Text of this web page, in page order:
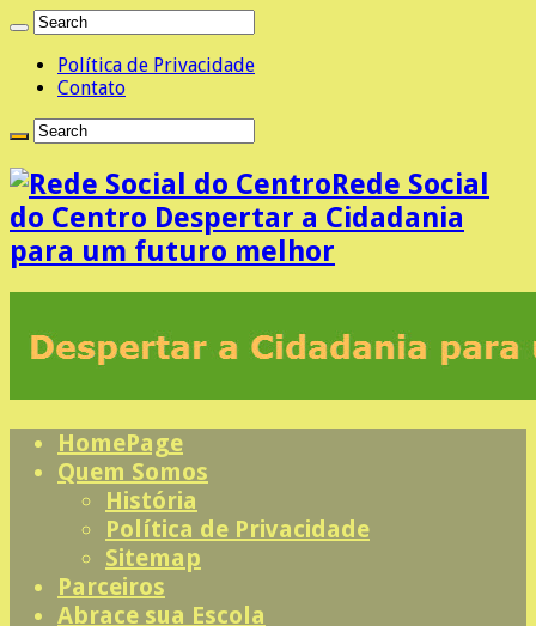
Política de Privacidade
Contato
Rede Social
do Centro Despertar a Cidadania
para um futuro melhor
HomePage
Quem Somos
História
Política de Privacidade
Sitemap
Parceiros
Abrace sua Escola